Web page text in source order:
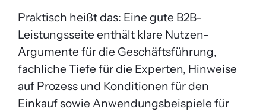
Praktisch heißt das: Eine gute B2B-
Leistungsseite enthält klare Nutzen-
Argumente für die Geschäftsführung,
fachliche Tiefe für die Experten, Hinweise
auf Prozess und Konditionen für den
Einkauf sowie Anwendungsbeispiele für